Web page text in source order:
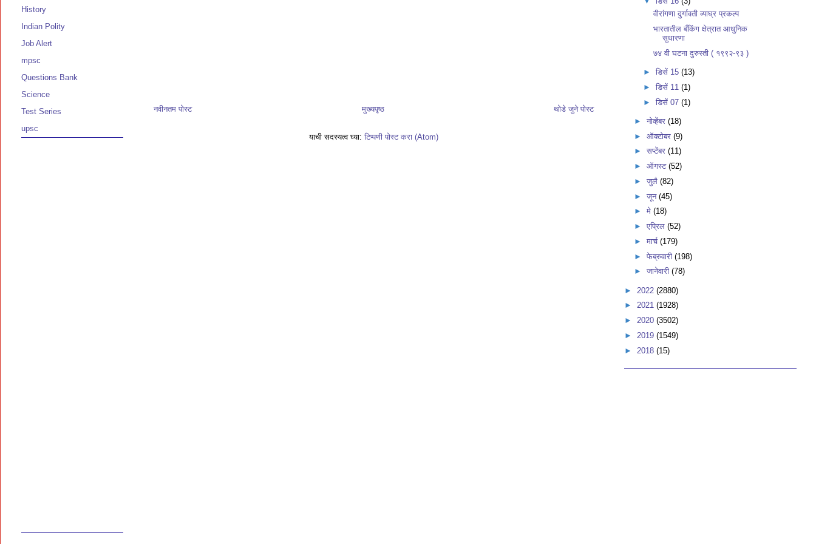
नवीनतम पोस्ट थोडे जुने पोस्ट
मुख्यपृष्ठ
याची सदस्यत्व घ्या: टिप्पणी पोस्ट करा (Atom)
History
Indian Polity
Job Alert
mpsc
Questions Bank
Science
Test Series
upsc
वीरांगणा दुर्गावती व्याघ्र प्रकल्प
भारतातील बँकिंग क्षेत्रात आधुनिक
सुधारणा
७४ वी घटना दुरुस्ती ( १९९२-९३ )
►डिसें 15(13)
►डिसें 11(1)
►डिसें 07(1)
► नोव्हेंबर (18)
► ऑक्टोबर (9)
► सप्टेंबर (11)
► ऑगस्ट (52)
► जुलै (82)
► जून (45)
► मे (18)
► एप्रिल (52)
► मार्च (179)
► फेब्रुवारी (198)
► जानेवारी (78)
► 2022 (2880)
► 2021 (1928)
► 2020 (3502)
► 2019 (1549)
► 2018 (15)